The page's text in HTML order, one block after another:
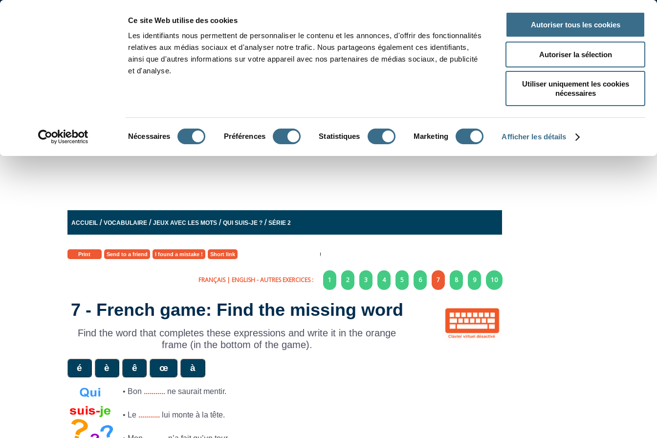
Ce site Web utilise des cookies
Les identifiants nous permettent de personnaliser le contenu et les annonces, d'offrir des fonctionnalités
relatives aux médias sociaux et d'analyser notre trafic. Nous partageons également ces identifiants,
ainsi que d'autres informations sur votre appareil avec nos partenaires de médias sociaux, de publicité
et d'analyse.
Nécessaires Préférences Statistiques Marketing Afficher les détails
Autoriser tous les cookies
Autoriser la sélection
Utiliser uniquement les cookies
nécessaires
ACCUEIL /VOCABULAIRE /JEUX AVEC LES MOTS /QUI SUIS-JE ? /SÉRIE 2
Print Send to a friend I found a mistake ! Short link
FRANÇAIS| ENGLISH- AUTRES EXERCICES : 1 2 3 4 5 6 7 8 9 10
7 - French game: Find the missing word
Find the word that completes these expressions and write it in the orange
frame (in the bottom of the game).
• Bon ...........ne saurait mentir.
• Le ...........lui monte à la tête.